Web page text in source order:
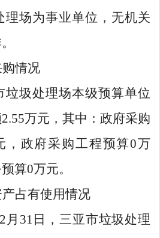
理场为事业单位，无机关
购情况
垃圾处理场本级预算单位
2.55万元，其中：政府采购
，政府采购工程预算0万
算0万元。
产占有使用情况
月 31 日，三亚市垃圾处理